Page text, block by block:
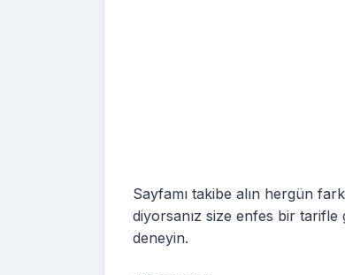
Sayfamı takibe alın hergün
diyorsanız size enfes bir
deneyin.